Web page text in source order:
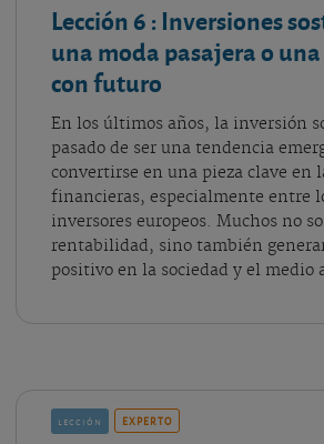
Lección 6: Inversiones
una moda pasajera o
con futuro
En los últimos años, la inversión
pasado de ser una tendencia
convertirse en una pieza clave en
financieras, especialmente entre
inversores europeos. Muchos no
rentabilidad, sino también
positivo en la sociedad y el medio
lección EXPERTO